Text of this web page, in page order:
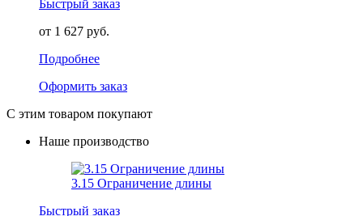
Быстрый заказ
от 1 627 руб.
Подробнее
Оформить заказ
С этим товаром покупают
Наше производство
3.15 Ограничение длины
Быстрый заказ